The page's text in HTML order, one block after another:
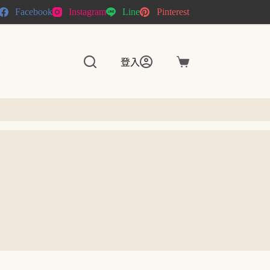
Facebook Instagram Line Pinterest
登入
購
車